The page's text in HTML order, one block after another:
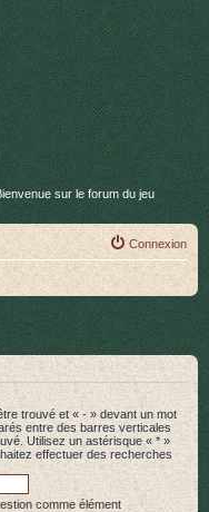
sur le forum du jeu
Connexion
trouvé et « - » devant un mot
entre des barres verticales
Utilisez un astérisque « * »
effectuer des recherches
comme élément